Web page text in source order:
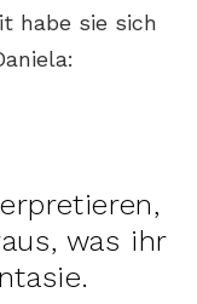
habe sie sich
was ihr